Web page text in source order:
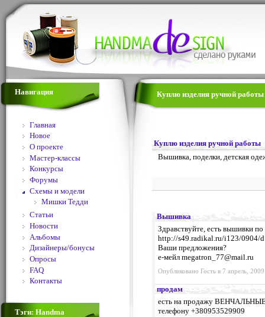
Навигация
Главная
Новое
О проекте
Мастер-классы
Конкурсы
Форумы
Схемы и модели
Мишки Тедди
Статьи
Новости
Альбомы
Дизайнеры/бонусы
Опросы
FAQ
Контакты
Тэги: Handma
Куплю изделия ручной
Куплю изделия ручной работы
Вышивка, поделки, детская
Вышивка
Здравствуйте, есть вышивки
http://s49.radikal.ru/i123/0904/
Ваши предложения?
е-мейл megatron_77@mail.ru
Опубликовано Гость в 7 апрель,
продам
есть на продажу
телефону +380953529909